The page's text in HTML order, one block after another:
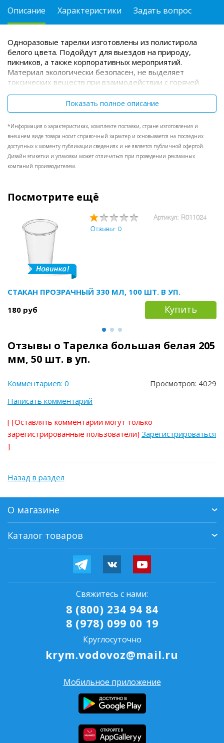
Описание Характеристики Задать вопрос
Одноразовые тарелки изготовлены из полистирола
белого цвета. Подойдут для выездов на природу,
пикников, а также корпоративных мероприятий.
Материал экологически безопасен, не выделяет
токсических веществ при взаимодействии с горячей
пищей, выдерживает отрицательные температуры.
Тарелки одноразовые могут быть использованы для
сервировки горячих и холодных блюд. Диаметр каждой
— 20,5 см. В упаковке 50 тарелок, готовых к применению
без предварительного промывания водой.
Максимальная температура используемых пищевых
продуктов: +70 градусов Цельсия. Плотность материала
— 110 мкм.
Показать полное описание
*Информация о характеристиках, комплекте поставки, стране изготовления и
внешнем виде товара носит справочный характер и основывается на последних
доступных к моменту публикации сведениях и не является публичной офертой.
Дизайн этикетки и упаковки может отличаться при проведении рекламных
компаний производителем.
Посмотрите ещё
Артикул: R011024
Отзывы: 0
СТАКАН ПРОЗРАЧНЫЙ 330 МЛ, 100 ШТ. В УП.
180 руб
Купить
Отзывы о Тарелка большая белая 205
мм, 50 шт. в уп.
Комментариев: 0
Просмотров: 4029
Написать комментарий
[ [Оставлять комментарии могут только
зарегистрированные пользователи] Зарегистрироваться
]
Назад в раздел
О магазине
Каталог товаров
Свяжитесь с нами:
8 (800) 234 94 84
8 (978) 099 00 19
Круглосуточно
krym.vodovoz@mail.ru
Мобильное приложение